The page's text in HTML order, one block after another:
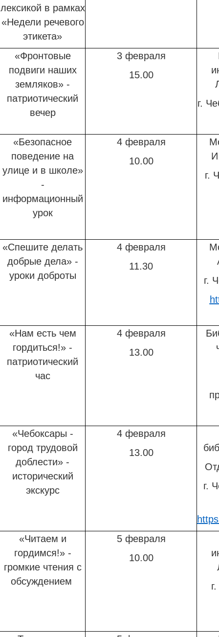
лексикой в рамках
«Недели речевого
этикета»
«Фронтовые
подвиги наших
земляков» -
патриотический
вечер
3 февраля
15.00
г.
«Безопасное
поведение на
улице и в школе»
-
информационный
урок
4 февраля
10.00
г.
«Спешите делать
добрые дела» -
уроки доброты
4 февраля
11.30
г.
«Нам есть чем
гордиться!» -
патриотический
час
4 февраля
13.00
«Чебоксары -
город трудовой
доблести» -
исторический
экскурс
4 февраля
13.00
г.
«Читаем и
гордимся!» -
громкие чтения с
обсуждением
5 февраля
10.00